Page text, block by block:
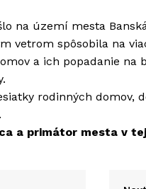
na území mesta
vetrom spôsobila na
a ich popadanie na
rodinných domov,
a primátor mesta v